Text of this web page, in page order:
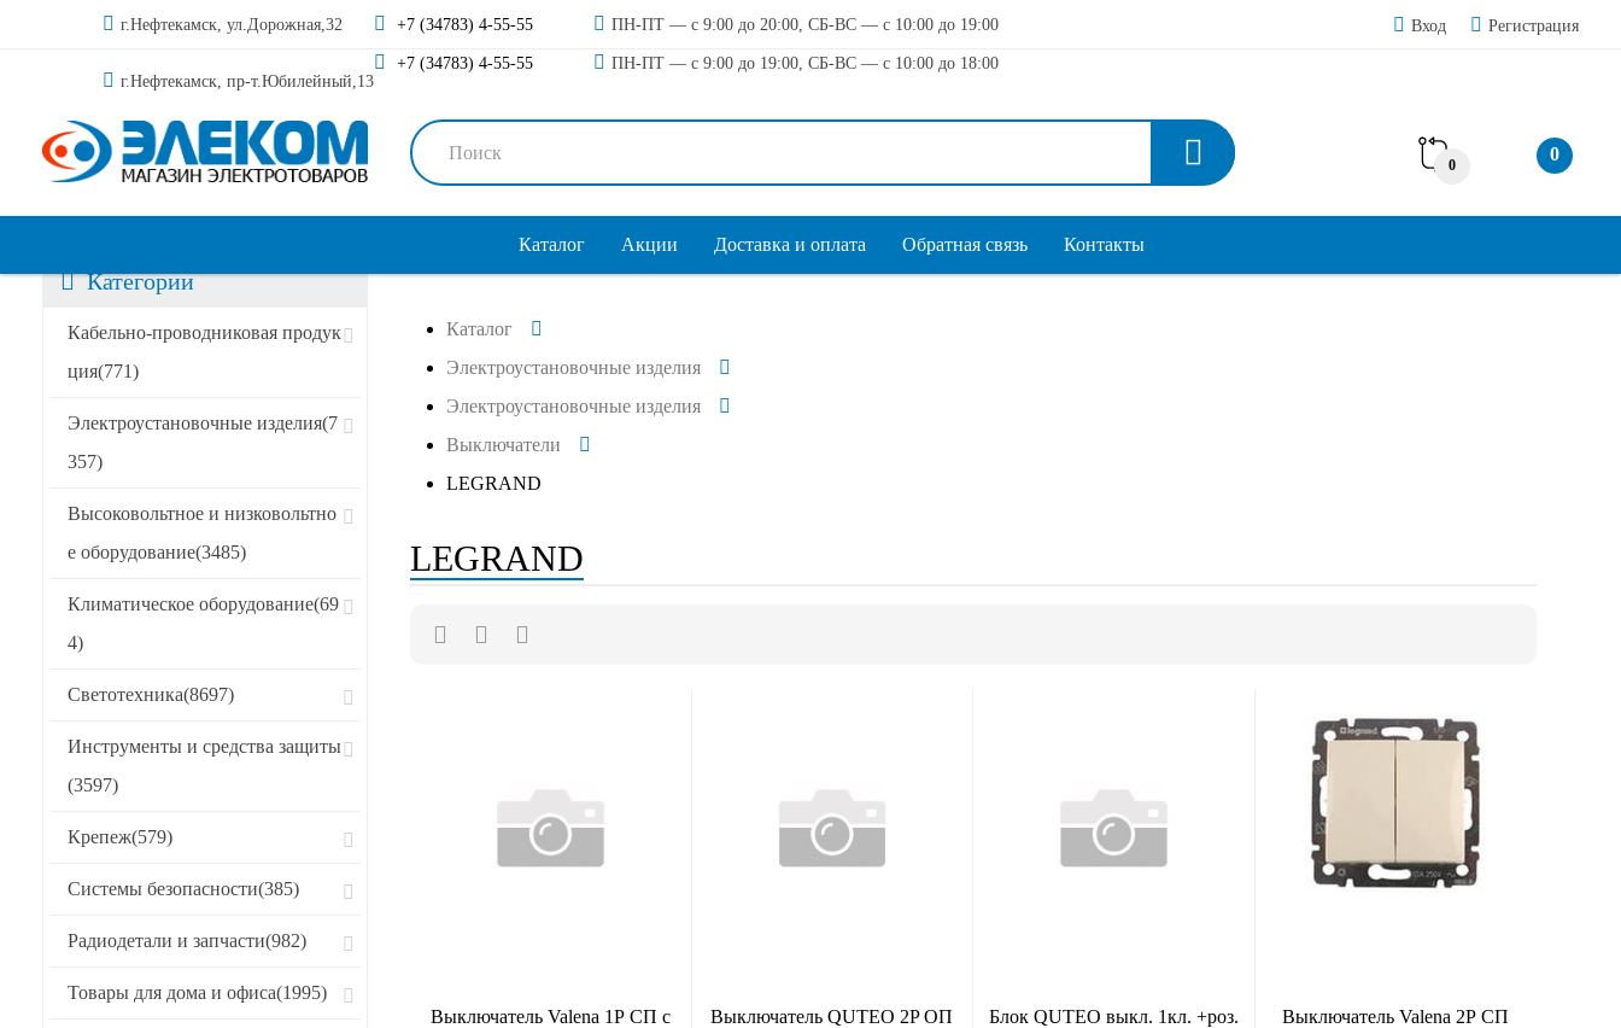
г.Нефтекамск, ул.Дорожная,32
г.Нефтекамск, пр-т.Юбилейный,13
+7 (34783) 4-55-55
+7 (34783) 4-55-55
ПН-ПТ — с 9:00 до 20:00, СБ-ВС — с 10:00 до 19:00
ПН-ПТ — с 9:00 до 19:00, СБ-ВС — с 10:00 до 18:00
Вход Регистрация
0
0
Каталог Акции Доставка и оплата Обратная связь Контакты
Категории
Кабельно-проводниковая продук
ция(771)
Электроустановочные изделия(7
357)
Высоковольтное и низковольтно
е оборудование(3485)
Климатическое оборудование(69
4)
Светотехника(8697)
Инструменты и средства защиты
(3597)
Крепеж(579)
Системы безопасности(385)
Радиодетали и запчасти(982)
Товары для дома и офиса(1995)
Сортировать по:
Специальные предложения
Акции
Новинки
Каталог
Электроустановочные изделия
Электроустановочные изделия
Выключатели
LEGRAND
LEGRAND
Выключатель Valena 1Р СП с
Выключатель QUTEO 2P ОП
Блок QUTEO выкл. 1кл. +роз.
Выключатель Valena 2Р СП